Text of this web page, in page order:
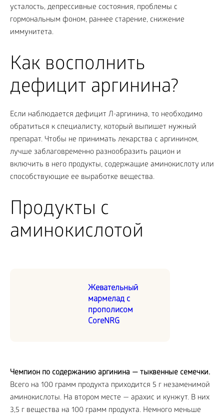
усталость, депрессивные состояния, проблемы с
гормональным фоном, раннее старение, снижение
иммунитета.
Как восполнить
дефицит аргинина?
Если наблюдается дефицит Л-аргинина, то необходимо
обратиться к специалисту, который выпишет нужный
препарат. Чтобы не принимать лекарства с аргинином,
лучше заблаговременно разнообразить рацион и
включить в него продукты, содержащие аминокислоту или
способствующие ее выработке вещества.
Продукты с
аминокислотой
Жевательный
мармелад с
прополисом
CoreNRG
Чемпион по содержанию аргинина — тыквенные семечки.
Всего на 100 грамм продукта приходится 5 г незаменимой
аминокислоты. На втором месте — арахис и кунжут. В них
3,5 г вещества на 100 грамм продукта. Немного меньше